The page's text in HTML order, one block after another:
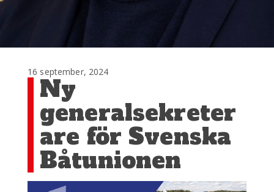
16 september, 2024
Ny
generalsekreter
are för Svenska
Båtunionen